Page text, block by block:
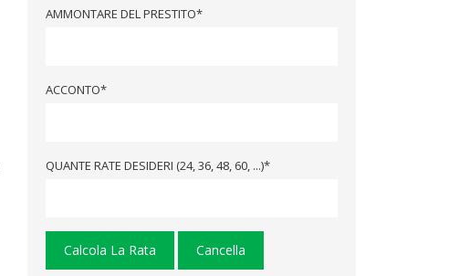
AMMONTARE DEL PRESTITO*
ACCONTO*
QUANTE RATE DESIDERI (24, 36, 48, 60, ...)*
Calcola La Rata Cancella